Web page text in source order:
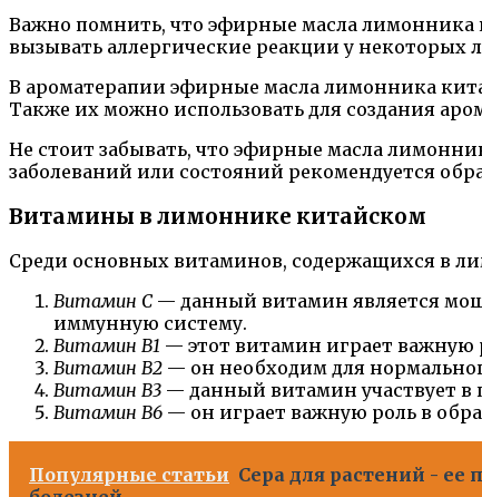
Важно помнить, что эфирные масла лимонника
вызывать аллергические реакции у некоторых
В ароматерапии эфирные масла лимонника
Также их можно использовать для создания
Не стоит забывать, что эфирные масла
заболеваний или состояний рекомендуется
Витамины в лимоннике китайском
Среди основных витаминов, содержащихся в
Витамин С — данный витамин является
иммунную систему.
Витамин В1 — этот витамин играет важную
Витамин В2 — он необходим для
Витамин В3 — данный витамин участвует в
Витамин В6 — он играет важную роль в
Популярные статьи Сера для растений -